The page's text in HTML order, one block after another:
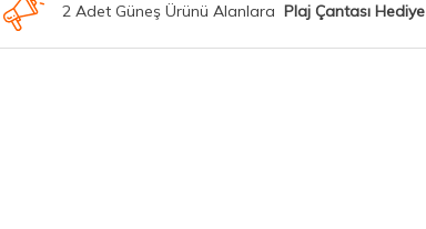
2 Adet Güneş Ürünü Alanlara Plaj Çantası Hediye